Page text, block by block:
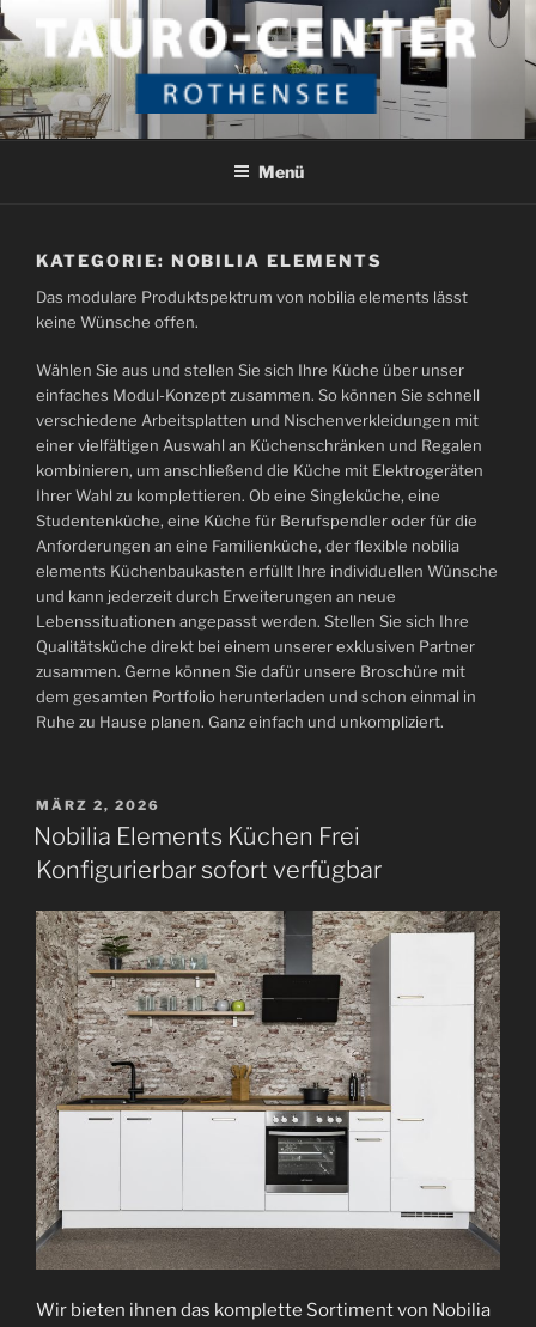
Zum
Inhalt
springen
TAURO CENTER ROTHENSEE
Das etwas andere Küchenstudio
Menü
KATEGORIE: NOBILIA ELEMENTS
Das modulare Produktspektrum von nobilia elements lässt
keine Wünsche offen.
Wählen Sie aus und stellen Sie sich Ihre Küche über unser
einfaches Modul-Konzept zusammen. So können Sie schnell
verschiedene Arbeitsplatten und Nischenverkleidungen mit
einer vielfältigen Auswahl an Küchenschränken und Regalen
kombinieren, um anschließend die Küche mit Elektrogeräten
Ihrer Wahl zu komplettieren. Ob eine Singleküche, eine
Studentenküche, eine Küche für Berufspendler oder für die
Anforderungen an eine Familienküche, der flexible nobilia
elements Küchenbaukasten erfüllt Ihre individuellen Wünsche
und kann jederzeit durch Erweiterungen an neue
Lebenssituationen angepasst werden. Stellen Sie sich Ihre
Qualitätsküche direkt bei einem unserer exklusiven Partner
zusammen. Gerne können Sie dafür unsere Broschüre mit
dem gesamten Portfolio herunterladen und schon einmal in
Ruhe zu Hause planen. Ganz einfach und unkompliziert.
VERÖFFENTLICHT
AM
MÄRZ 2, 2026
Nobilia Elements Küchen Frei
Konfigurierbar sofort verfügbar
Wir bieten ihnen das komplette Sortiment von Nobilia